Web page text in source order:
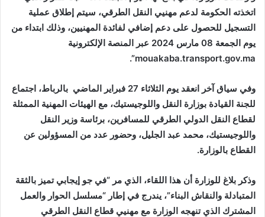
اتخذته الحكومة لدعم مهنيي النقل الطرقي، سيتم إطلاق عملية
التسجيل للحصول على دعم إضافي لفائدة المهنيين، وذلك ابتداء من
يوم الجمعة 08 مارس 2024 عبر المنصة الإلكترونية
mouakaba.transport.gov.ma”.
وفي سياق آخر انعقد يوم الثلاثاء 27 فبراير الماضي بالرباط، اجتماع
للجنة القيادة بوزارة النقل واللوجيستيك، مع الهيئات المهنية الممثلة
لقطاع النقل الدولي الطرقي للمسافرين، برئاسة وزير النقل
واللوجيستيك، محمد عبد الجليل، وحضور عدد من المسؤولين عن
القطاع بالوزارة.
وذكر بلاغ للوزارة أن هذا اللقاء، الذي مر “في جو إيجابي تميز بالثقة
المتبادلة والنقاش البناء”، يندرج في إطار “مسلسل الحوار والعمل
المشترك الذي تنهجه الوزارة مع مهنيي قطاع النقل الطرقي